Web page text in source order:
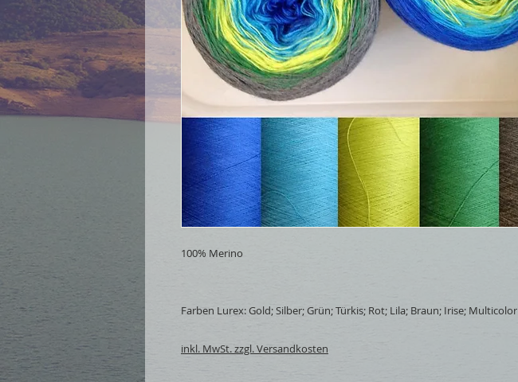
100% Merino
Farben Lurex: Gold; Silber; Grün; Türkis; Rot; Lila; Braun; Irise; Multicolor
inkl. MwSt. zzgl. Versandkosten